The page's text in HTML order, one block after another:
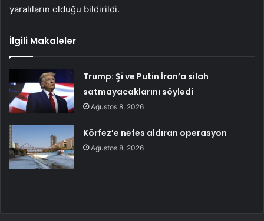
yaralıların olduğu bildirildi.
İlgili Makaleler
Trump: Şi ve Putin İran’a silah
satmayacaklarını söyledi
Ağustos 8, 2026
Körfez’e nefes aldıran operasyon
Ağustos 8, 2026